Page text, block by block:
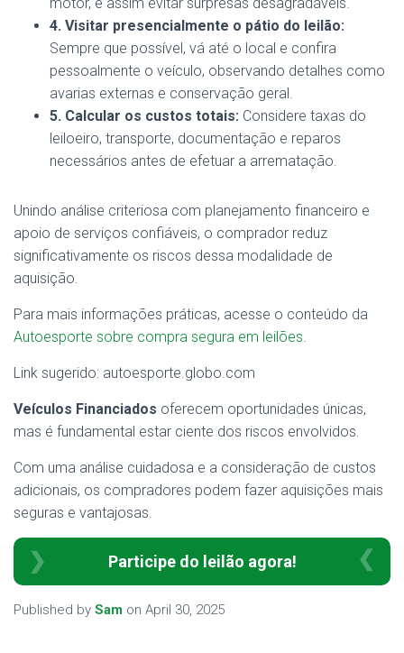
4. Visitar presencialmente o pátio do leilão:
Sempre que possível, vá até o local e confira
pessoalmente o veículo, observando detalhes como
avarias externas e conservação geral.
5. Calcular os custos totais: Considere taxas do
leiloeiro, transporte, documentação e reparos
necessários antes de efetuar a arrematação.
Unindo análise criteriosa com planejamento financeiro e
apoio de serviços confiáveis, o comprador reduz
significativamente os riscos dessa modalidade de
aquisição.
Para mais informações práticas, acesse o conteúdo da
Autoesporte sobre compra segura em leilões.
Link sugerido: autoesporte.globo.com
Veículos Financiados oferecem oportunidades únicas,
mas é fundamental estar ciente dos riscos envolvidos.
Com uma análise cuidadosa e a consideração de custos
adicionais, os compradores podem fazer aquisições mais
seguras e vantajosas.
Participe do leilão agora!
Published by Sam on April 30, 2025